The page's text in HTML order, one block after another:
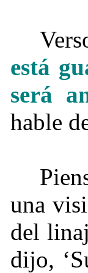
está
será
hable
una
del
dijo,